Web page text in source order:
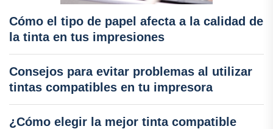
Cómo el tipo de papel afecta a la calidad de
la tinta en tus impresiones
Consejos para evitar problemas al utilizar
tintas compatibles en tu impresora
¿Cómo elegir la mejor tinta compatible